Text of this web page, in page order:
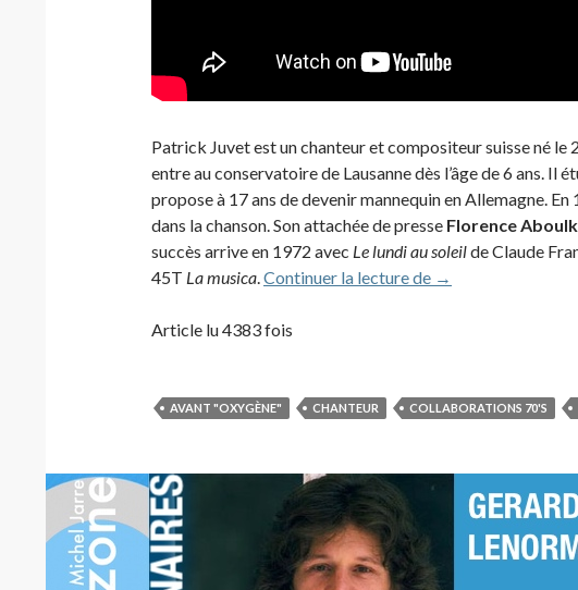
Patrick Juvet est un chanteur et compositeur suisse né
entre au conservatoire de Lausanne dès l’âge de 6 ans. Il
propose à 17 ans de devenir mannequin en Allemagne.
dans la chanson. Son attachée de presse Florence
succès arrive en 1972 avec Le lundi au soleilde Claude
45T La musica.Continuer la lecture de Patrick Juvet
→
Article lu 4383 fois
AVANT "OXYGÈNE" CHANTEUR COLLABORATIONS 70'S